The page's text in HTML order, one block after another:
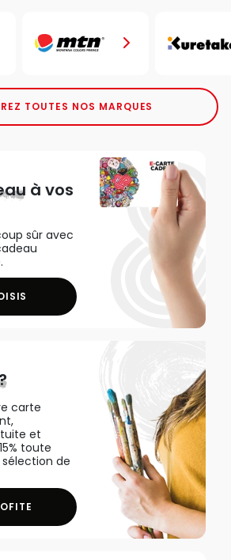
TOUTES NOS MARQUES
à vos
sûr avec
carte
et
toute
de